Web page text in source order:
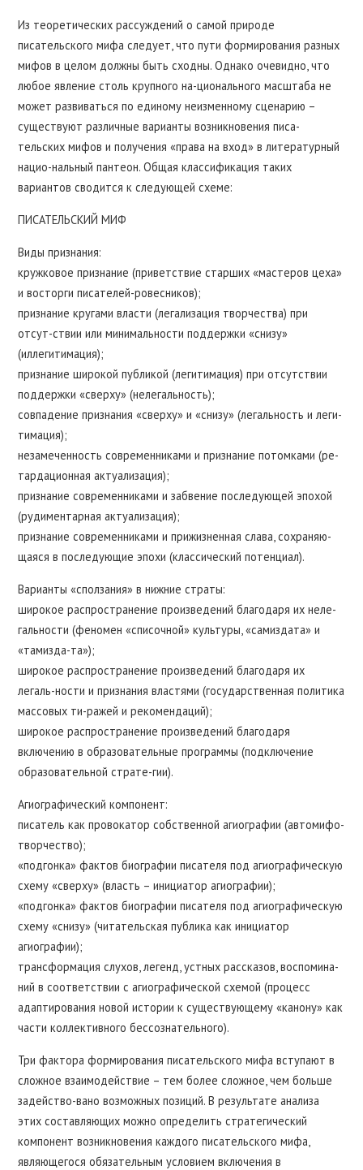
Из теоретических рассуждений о самой природе
писательского мифа следует, что пути формирования разных
мифов в целом должны быть сходны. Однако очевидно, что
любое явление столь крупного на-ционального масштаба не
может развиваться по единому неизменному сценарию –
существуют различные варианты возникновения писа-
тельских мифов и получения «права на вход» в литературный
нацио-нальный пантеон. Общая классификация таких
вариантов сводится к следующей схеме:
ПИСАТЕЛЬСКИЙ МИФ
Виды признания:
кружковое признание (приветствие старших «мастеров цеха»
и восторги писателей-ровесников);
признание кругами власти (легализация творчества) при
отсут-ствии или минимальности поддержки «снизу»
(иллегитимация);
признание широкой публикой (легитимация) при отсутствии
поддержки «сверху» (нелегальность);
совпадение признания «сверху» и «снизу» (легальность и леги-
тимация);
незамеченность современниками и признание потомками (ре-
тардационная актуализация);
признание современниками и забвение последующей эпохой
(рудиментарная актуализация);
признание современниками и прижизненная слава, сохраняю-
щаяся в последующие эпохи (классический потенциал).
Варианты «сползания» в нижние страты:
широкое распространение произведений благодаря их неле-
гальности (феномен «списочной» культуры, «самиздата» и
«тамизда-та»);
широкое распространение произведений благодаря их
легаль-ности и признания властями (государственная политика
массовых ти-ражей и рекомендаций);
широкое распространение произведений благодаря
включению в образовательные программы (подключение
образовательной страте-гии).
Агиографический компонент:
писатель как провокатор собственной агиографии (автомифо-
творчество);
«подгонка» фактов биографии писателя под агиографическую
схему «сверху» (власть – инициатор агиографии);
«подгонка» фактов биографии писателя под агиографическую
схему «снизу» (читательская публика как инициатор
агиографии);
трансформация слухов, легенд, устных рассказов, воспомина-
ний в соответствии с агиографической схемой (процесс
адаптирования новой истории к существующему «канону» как
части коллективного бессознательного).
Три фактора формирования писательского мифа вступают в
сложное взаимодействие – тем более сложное, чем больше
задейство-вано возможных позиций. В результате анализа
этих составляющих можно определить стратегический
компонент возникновения каждого писательского мифа,
являющегося обязательным условием включения в